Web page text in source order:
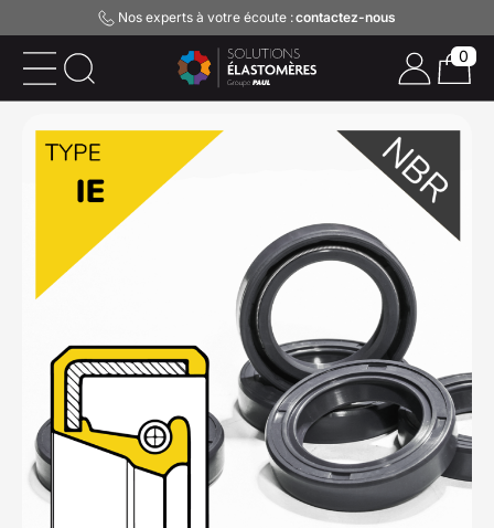
Nos experts à votre écoute :contactez-nous
0